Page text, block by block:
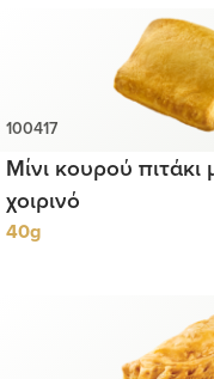
Μίνι κουρού πιτάκι
χοιρινό
40g